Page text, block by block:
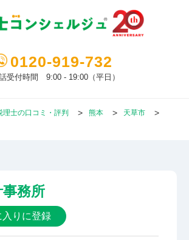
0120-919-732
受付時間 9:00 - 19:00（平日）
理士の口コミ・評判 熊本
天草市
務所
入りに登録